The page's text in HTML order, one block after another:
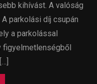
kihívást. A valóság
parkolási díj csupán
a parkolással
figyelmetlenségből